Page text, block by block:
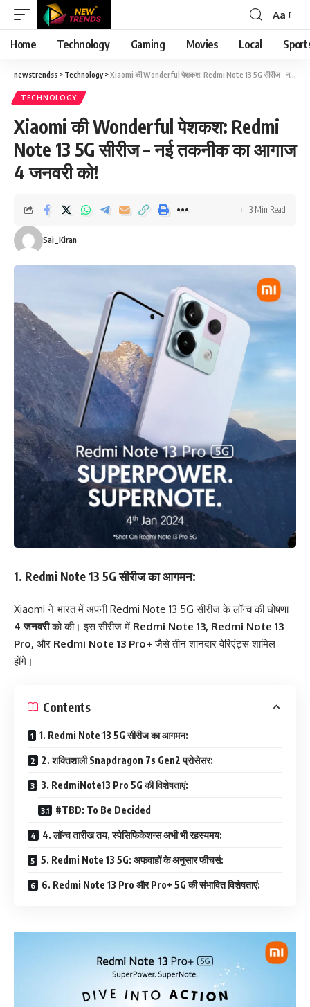
Font
Resizer
Aa
Home Technology Gaming Movies Local
newstrendss > Technology>Xiaomi की Wonderful पेशकश: Redmi Note 13 5G सीरीज – नई तकनीक का आगाज 4 जनवरी को!
TECHNOLOGY
Xiaomi की Wonderful पेशकश: Redmi
Note 13 5G सीरीज – नई तकनीक का आगाज
4 जनवरी को!
Sai_Kiran
3 Min Read
1. Redmi Note 13 5G सीरीज का आगमन:
Xiaomi ने भारत में अपनी Redmi Note 13 5G सीरीज के लॉन्च की घोषणा
4 जनवरीको की। इस सीरीज में Redmi Note 13, Redmi Note 13
Pro, और Redmi Note 13 Pro+ जैसे तीन शानदार वेरिएंट्स शामिल
होंगे।
Contents
1. Redmi Note 13 5G सीरीज का आगमन:
2. शक्तिशाली Snapdragon 7s Gen2 प्रोसेसर:
3. RedmiNote13 Pro 5G की विशेषताएं:
#TBD: To Be Decided
4. लॉन्च तारीख तय, स्पेसिफिकेशन्स अभी भी रहस्यमय:
5. Redmi Note 13 5G: अफवाहों के अनुसार फीचर्स:
6. Redmi Note 13 Pro और Pro+ 5G की संभावित विशेषताएं: